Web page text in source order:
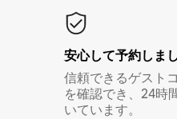
安心して予約しま
信頼できるゲスト
を確認でき、24時
いています。